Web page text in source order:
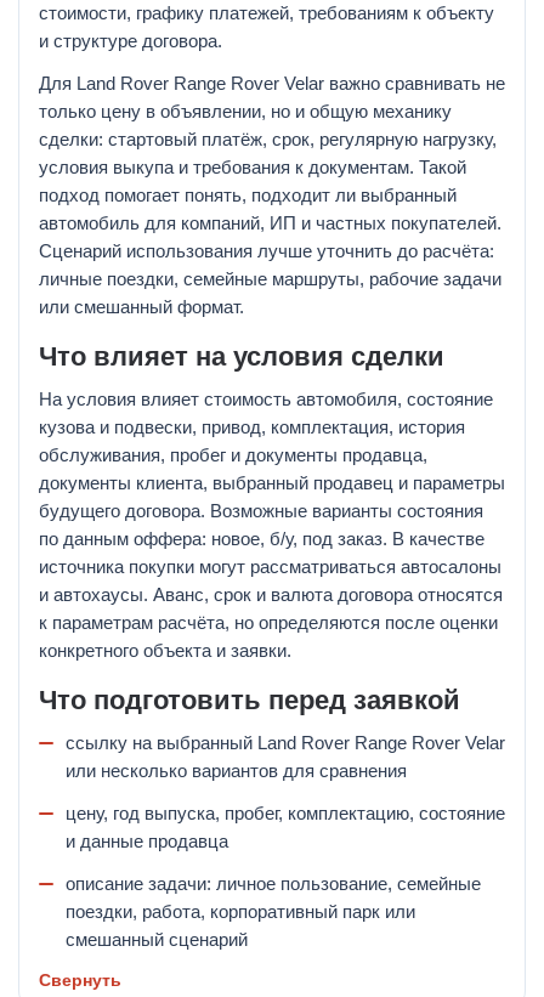
стоимости, графику платежей, требованиям к объекту
и структуре договора.
Для Land Rover Range Rover Velar важно сравнивать не
только цену в объявлении, но и общую механику
сделки: стартовый платёж, срок, регулярную нагрузку,
условия выкупа и требования к документам. Такой
подход помогает понять, подходит ли выбранный
автомобиль для компаний, ИП и частных покупателей.
Сценарий использования лучше уточнить до расчёта:
личные поездки, семейные маршруты, рабочие задачи
или смешанный формат.
Что влияет на условия сделки
На условия влияет стоимость автомобиля, состояние
кузова и подвески, привод, комплектация, история
обслуживания, пробег и документы продавца,
документы клиента, выбранный продавец и параметры
будущего договора. Возможные варианты состояния
по данным оффера: новое, б/у, под заказ. В качестве
источника покупки могут рассматриваться автосалоны
и автохаусы. Аванс, срок и валюта договора относятся
к параметрам расчёта, но определяются после оценки
конкретного объекта и заявки.
Что подготовить перед заявкой
ссылку на выбранный Land Rover Range Rover Velar
или несколько вариантов для сравнения
цену, год выпуска, пробег, комплектацию, состояние
и данные продавца
описание задачи: личное пользование, семейные
поездки, работа, корпоративный парк или
смешанный сценарий
Свернуть